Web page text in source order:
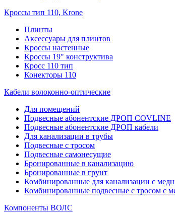
Кроссы тип 110, Krone
Плинты
Аксессуары для плинтов
Кроссы настенные
Кроссы 19" конструктива
Кросс 110 тип
Конекторы 110
Кабели волоконно-оптические
Для помещений
Подвесные абонентские ДРОП COVLINE
Подвесные абонентские ДРОП кабели
Для канализации в трубы
Подвесные с тросом
Подвесные самонесущие
Бронированные в канализацию
Бронированные в грунт
Комбинированные для канализации с
Комбинированные подвесные с тросом с
Компоненты ВОЛС